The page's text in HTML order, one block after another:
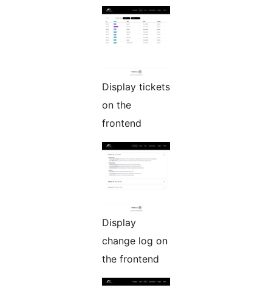
Display tickets
on the
frontend
Display
change log on
the frontend